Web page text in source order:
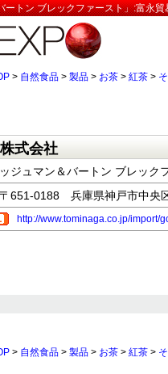
ートン ブレックファースト」:富永
> 自然食品 > 製品 > お茶 > 紅茶 >
式会社
ジュマン＆バートン ブレック
〒651-0188 兵庫県神戸市中央
http://www.tominaga.co.jp/import/
> 自然食品 > 製品 > お茶 > 紅茶 >